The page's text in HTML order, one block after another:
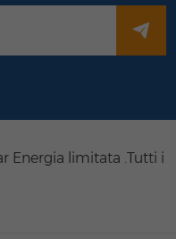
Energia limitata .Tutti i